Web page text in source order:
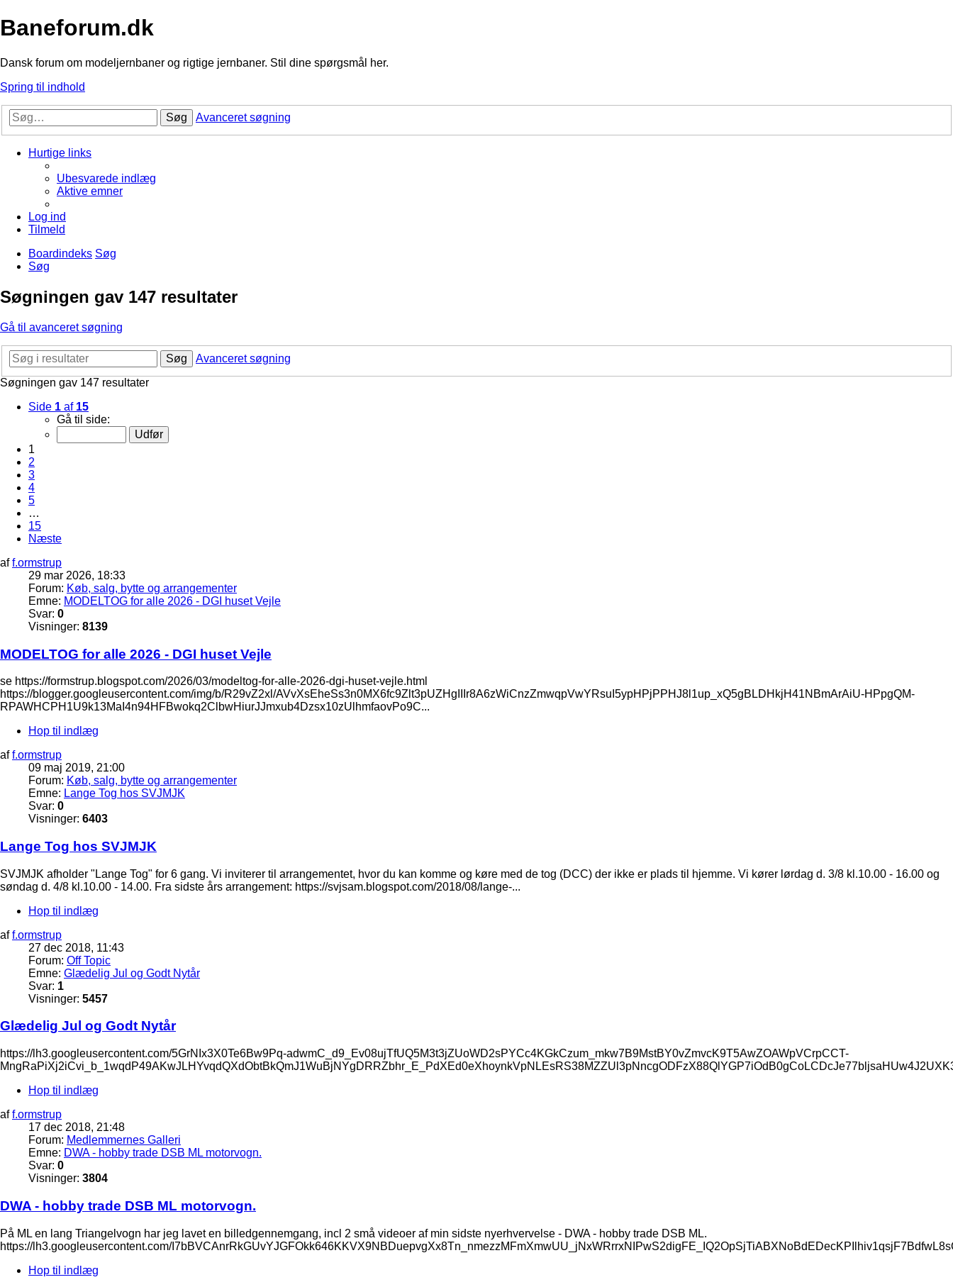
Baneforum.dk
Dansk forum om modeljernbaner og rigtige jernbaner. Stil dine spørgsmål her.
Spring til indhold
Søg Avanceret søgning
Hurtige links
Ubesvarede indlæg
Aktive emner
Log ind
Tilmeld
Boardindeks Søg
Søg
Søgningen gav 147 resultater
Gå til avanceret søgning
Søg
Avanceret søgning
Søgningen gav 147 resultater
Side 1 af 15
Gå til side:
1
2
3
4
5
…
15
Næste
aff.ormstrup
29 mar 2026, 18:33
Forum: Køb, salg, bytte og arrangementer
Emne: MODELTOG for alle 2026 - DGI huset Vejle
Svar: 0
Visninger: 8139
MODELTOG for alle 2026 - DGI huset Vejle
se https://formstrup.blogspot.com/2026/03/modeltog-for-alle-2026-dgi-huset-vejle.html
https://blogger.googleusercontent.com/img/b/R29vZ2xl/AVvXsEheSs3n0MX6fc9Zlt3pUZHgIIIr8A6zWiCnzZmwqpVwYRsuI5ypHPjPPHJ8l1up_xQ5gBLDHkjH41NBmArAiU-HPpgQM-
RPAWHCPH1U9k13MaI4n94HFBwokq2ClbwHiurJJmxub4Dzsx10zUlhmfaovPo9C...
Hop til indlæg
aff.ormstrup
09 maj 2019, 21:00
Forum: Køb, salg, bytte og arrangementer
Emne: Lange Tog hos SVJMJK
Svar: 0
Visninger: 6403
Lange Tog hos SVJMJK
SVJMJK afholder "Lange Tog" for 6 gang. Vi inviterer til arrangementet, hvor du kan komme og køre med de tog (DCC) der ikke er plads til hjemme. Vi kører lørdag d. 3/8 kl.10.00 - 16.00 og
søndag d. 4/8 kl.10.00 - 14.00. Fra sidste års arrangement: https://svjsam.blogspot.com/2018/08/lange-...
Hop til indlæg
aff.ormstrup
27 dec 2018, 11:43
Forum: Off Topic
Emne: Glædelig Jul og Godt Nytår
Svar: 1
Visninger: 5457
Glædelig Jul og Godt Nytår
https://lh3.googleusercontent.com/5GrNIx3X0Te6Bw9Pq-adwmC_d9_Ev08ujTfUQ5M3t3jZUoWD2sPYCc4KGkCzum_mkw7B9MstBY0vZmvcK9T5AwZOAWpVCrpCCT-
Hop til indlæg
aff.ormstrup
17 dec 2018, 21:48
Forum: Medlemmernes Galleri
Emne: DWA - hobby trade DSB ML motorvogn.
Svar: 0
Visninger: 3804
DWA - hobby trade DSB ML motorvogn.
På ML en lang Triangelvogn har jeg lavet en billedgennemgang, incl 2 små videoer af min sidste nyerhvervelse - DWA - hobby trade DSB ML.
https://lh3.googleusercontent.com/
Hop til indlæg